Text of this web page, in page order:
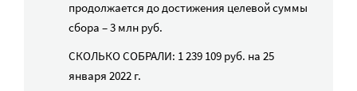
продолжается до достижения целевой суммы
сбора – 3 млн руб.
СКОЛЬКО СОБРАЛИ: 1 239 109 руб. на 25
января 2022 г.